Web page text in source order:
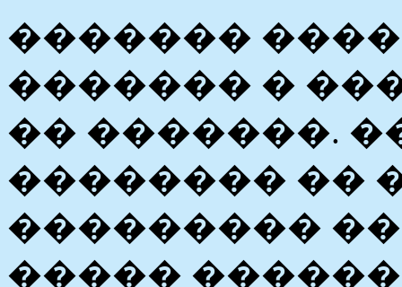
�������
������� �
�� �������.
�������� ��
���������
�����